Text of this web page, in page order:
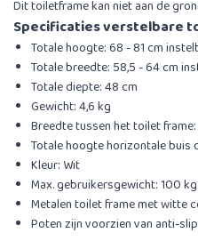
Dit toiletframe kan niet aan de
Specificaties verstelbare
Totale hoogte: 68 - 81 cm
Totale breedte: 58,5 - 64 cm
Totale diepte: 48 cm
Gewicht: 4,6 kg
Breedte tussen het toilet
Totale hoogte horizontale buis
Kleur: Wit
Max. gebruikersgewicht: 100 kg
Metalen toilet frame met witte
Poten zijn voorzien van anti-